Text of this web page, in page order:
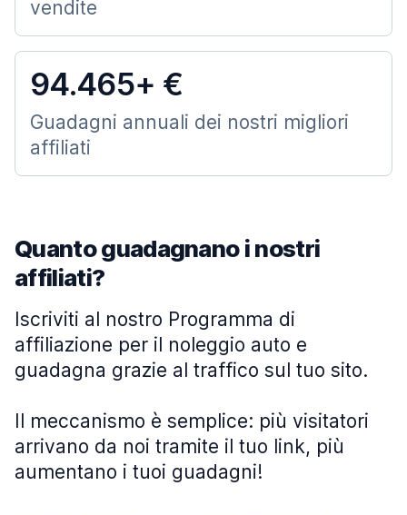
vendite
94.465+ €
Guadagni annuali dei nostri migliori
affiliati
Quanto guadagnano i nostri
affiliati?
Iscriviti al nostro Programma di
affiliazione per il noleggio auto e
guadagna grazie al traffico sul tuo sito.
Il meccanismo è semplice: più visitatori
arrivano da noi tramite il tuo link, più
aumentano i tuoi guadagni!